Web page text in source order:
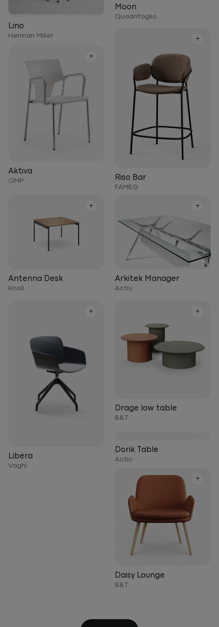
Moon
Quadrifoglio
Lino
Herman Miller +
Riso Bar
FAMEG
+
Aktiva
OMP
+
Arkitek Manager
Actiu
+
Antenna Desk
Knoll
+
Drage low table
B&T
+
Libera
Vaghi
Dorik Table
Actiu
+
Daisy Lounge
B&T